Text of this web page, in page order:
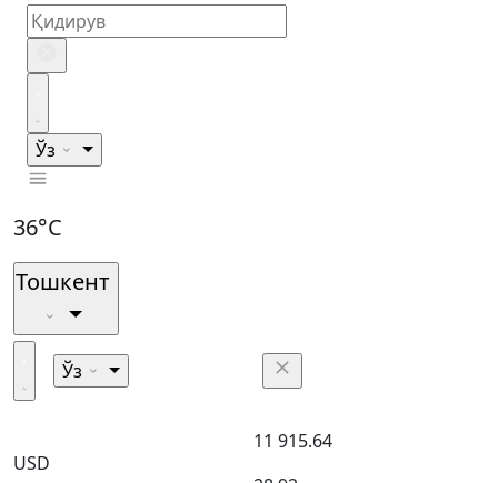
Ўз
36°C
Тошкент
Ўз
USD
11 915.64